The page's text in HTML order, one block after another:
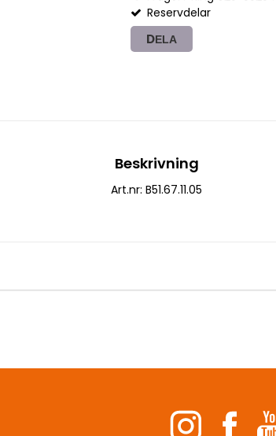
Reservdelar
DELA
Beskrivning
Art.nr: B51.67.11.05